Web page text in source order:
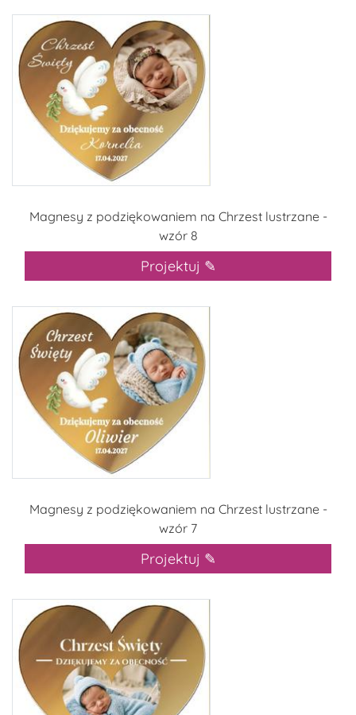
Magnesy z podziękowaniem na Chrzest lustrzane -
wzór 8
Projektuj ✎
Magnesy z podziękowaniem na Chrzest lustrzane -
wzór 7
Projektuj ✎